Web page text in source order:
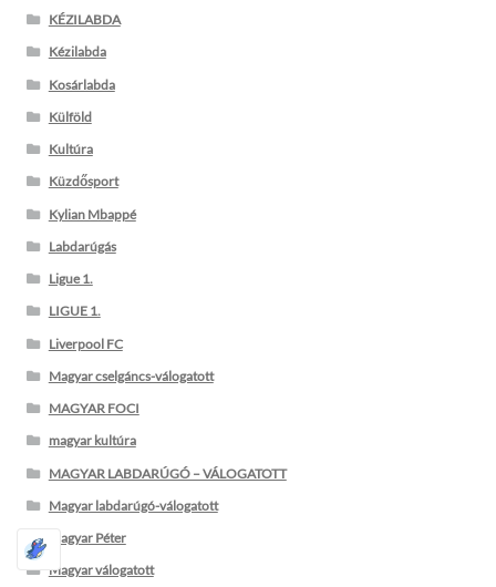
KÉZILABDA
Kézilabda
Kosárlabda
Külföld
Kultúra
Küzdősport
Kylian Mbappé
Labdarúgás
Ligue 1.
LIGUE 1.
Liverpool FC
Magyar cselgáncs-válogatott
MAGYAR FOCI
magyar kultúra
MAGYAR LABDARÚGÓ – VÁLOGATOTT
Magyar labdarúgó-válogatott
Magyar Péter
Magyar válogatott